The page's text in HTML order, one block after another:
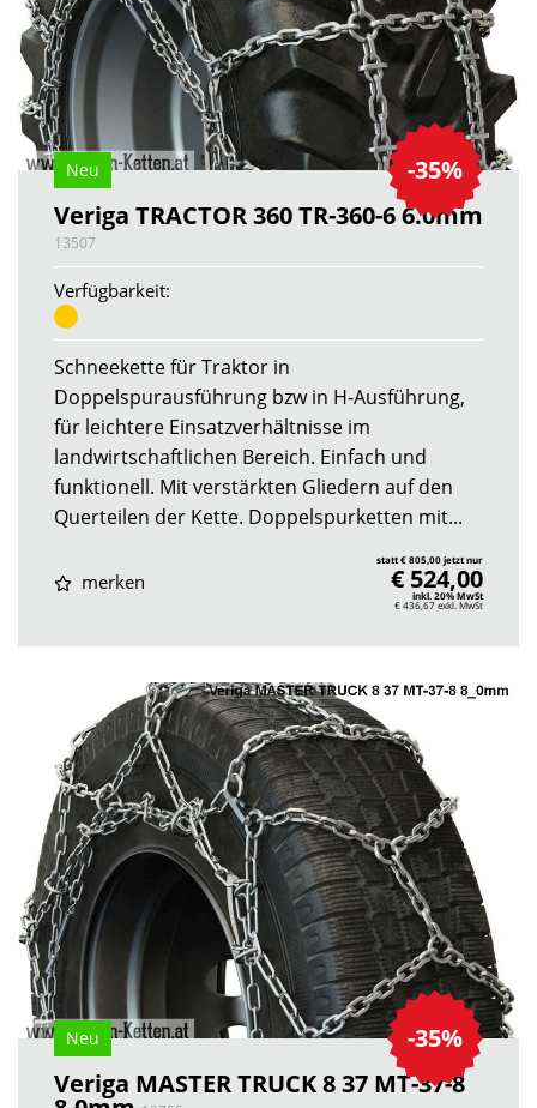
-35%
Neu
Veriga TRACTOR 360 TR-360-6 6.0mm
13507
Verfügbarkeit:
Schneekette für Traktor in
Doppelspurausführung bzw in H-Ausführung,
für leichtere Einsatzverhältnisse im
landwirtschaftlichen Bereich. Einfach und
funktionell. Mit verstärkten Gliedern auf den
Querteilen der Kette. Doppelspurketten mit...
merken
statt € 805,00 jetzt nur
€ 524,00
inkl. 20% MwSt
€ 436,67exkl. MwSt
-35%
Neu
Veriga MASTER TRUCK 8 37 MT-37-8